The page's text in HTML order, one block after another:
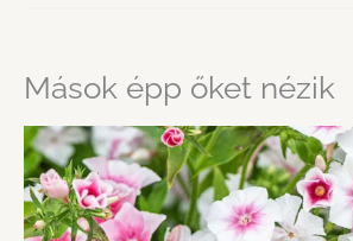
Mások épp őket nézik